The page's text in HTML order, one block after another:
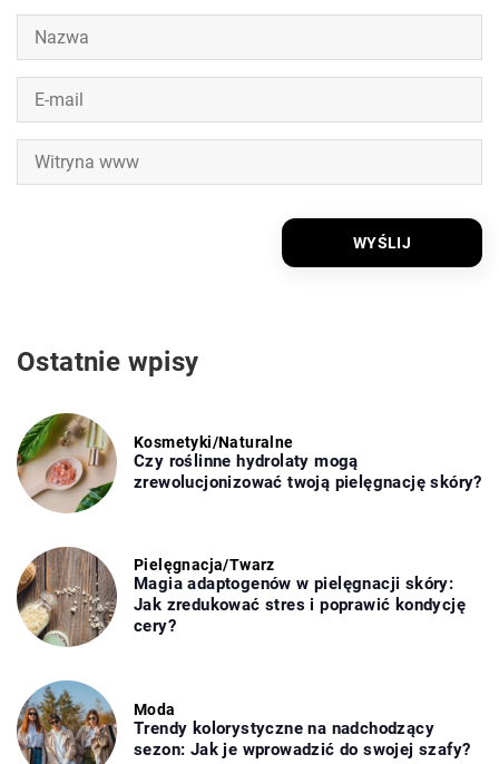
Ostatnie wpisy
Kosmetyki/Naturalne
Czy roślinne hydrolaty mogą
zrewolucjonizować twoją pielęgnację skóry?
Pielęgnacja/Twarz
Magia adaptogenów w pielęgnacji skóry:
Jak zredukować stres i poprawić kondycję
cery?
Moda
Trendy kolorystyczne na nadchodzący
sezon: Jak je wprowadzić do swojej szafy?